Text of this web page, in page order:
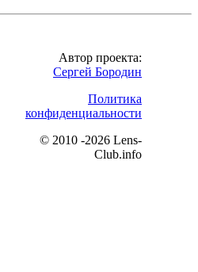
Автор проекта:
Сергей Бородин
Политика
конфиденциальности
© 2010 -2026 Lens-
Club.info